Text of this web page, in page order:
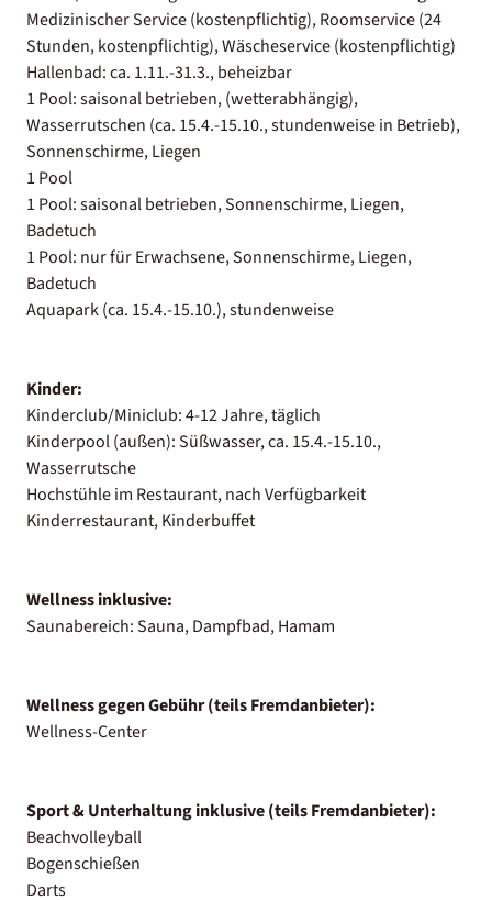
Medizinischer Service (kostenpflichtig), Roomservice (24
Stunden, kostenpflichtig), Wäscheservice (kostenpflichtig)
Hallenbad: ca. 1.11.-31.3., beheizbar
1 Pool: saisonal betrieben, (wetterabhängig),
Wasserrutschen (ca. 15.4.-15.10., stundenweise in Betrieb),
Sonnenschirme, Liegen
1 Pool
1 Pool: saisonal betrieben, Sonnenschirme, Liegen,
Badetuch
1 Pool: nur für Erwachsene, Sonnenschirme, Liegen,
Badetuch
Aquapark (ca. 15.4.-15.10.), stundenweise
Kinder:
Kinderclub/Miniclub: 4-12 Jahre, täglich
Kinderpool (außen): Süßwasser, ca. 15.4.-15.10.,
Wasserrutsche
Hochstühle im Restaurant, nach Verfügbarkeit
Kinderrestaurant, Kinderbuffet
Wellness inklusive:
Saunabereich: Sauna, Dampfbad, Hamam
Wellness gegen Gebühr (teils Fremdanbieter):
Wellness-Center
Sport & Unterhaltung inklusive (teils Fremdanbieter):
Beachvolleyball
Bogenschießen
Darts